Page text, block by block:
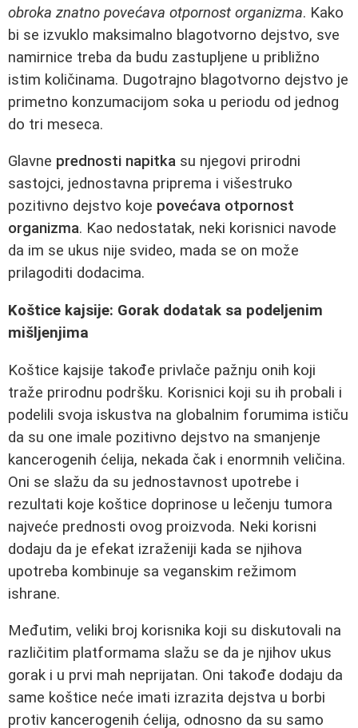
obroka znatno povećava otpornost organizma. Kako
bi se izvuklo maksimalno blagotvorno dejstvo, sve
namirnice treba da budu zastupljene u približno
istim količinama. Dugotrajno blagotvorno dejstvo je
primetno konzumacijom soka u periodu od jednog
do tri meseca.
Glavne prednosti napitka su njegovi prirodni
sastojci, jednostavna priprema i višestruko
pozitivno dejstvo koje povećava otpornost
organizma. Kao nedostatak, neki korisnici navode
da im se ukus nije svideo, mada se on može
prilagoditi dodacima.
Koštice kajsije: Gorak dodatak sa podeljenim
mišljenjima
Koštice kajsije takođe privlače pažnju onih koji
traže prirodnu podršku. Korisnici koji su ih probali i
podelili svoja iskustva na globalnim forumima ističu
da su one imale pozitivno dejstvo na smanjenje
kancerogenih ćelija, nekada čak i enormnih veličina.
Oni se slažu da su jednostavnost upotrebe i
rezultati koje koštice doprinose u lečenju tumora
najveće prednosti ovog proizvoda. Neki korisni
dodaju da je efekat izraženiji kada se njihova
upotreba kombinuje sa veganskim režimom
ishrane.
Međutim, veliki broj korisnika koji su diskutovali na
različitim platformama slažu se da je njihov ukus
gorak i u prvi mah neprijatan. Oni takođe dodaju da
same koštice neće imati izrazita dejstva u borbi
protiv kancerogenih ćelija, odnosno da su samo